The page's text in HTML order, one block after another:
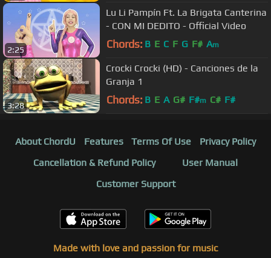
2:25
Lu Li Pampín Ft. La Brigata Canterina
- CON MI DEDITO - Official Video
Chords: B E C F G F# Am
3:28
Crocki Crocki (HD) - Canciones de la
Granja 1
Chords: B E A G# F#m C# F#
About ChordU Features Terms Of Use
Privacy Policy
Cancellation & Refund Policy
User Manual
Customer Support
Made with love and passion for music